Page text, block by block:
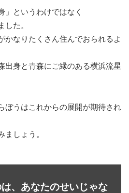
」というわけではなく
した。
かなりたくさん住んでおられるよ
出身と青森にご縁のある横浜流星
ぼうはこれからの展開が期待され
ましょう。
、あなたのせいじゃな